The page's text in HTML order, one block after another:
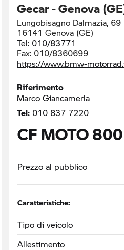
Gecar - Genova
Lungobisagno Dalmazia, 69
16141 Genova (GE)
Tel: 010/83771
Fax: 010/8360699
https://www.bmw-
Riferimento
Marco Giancamerla
Tel: 010 837 7220
CF MOTO
Prezzo al pubblico
Caratteristiche:
Tipo di veicolo
Allestimento